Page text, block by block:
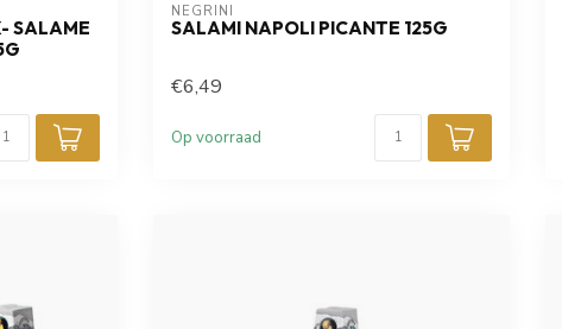
SALAME
NEGRINI
SALAMI NAPOLI PICANTE 125G
€6,49
Op voorraad